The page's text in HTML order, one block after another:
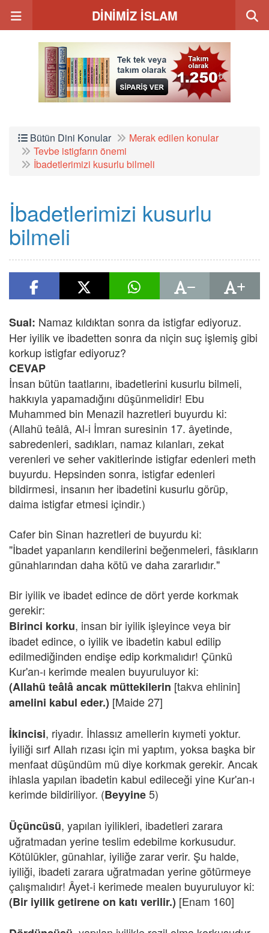
DİNİMİZ İSLAM
Bütün Dini Konular
Merak edilen konular
Tevbe istigfarın önemi
İbadetlerimizi kusurlu bilmeli
İbadetlerimizi kusurlu
bilmeli
Sual: Namaz kıldıktan sonra da istigfar ediyoruz.
Her iyilik ve ibadetten sonra da niçin suç işlemiş gibi
korkup istigfar ediyoruz?
CEVAP
İnsan bütün taatlarını, ibadetlerini kusurlu bilmeli,
hakkıyla yapamadığını düşünmelidir! Ebu
Muhammed bin Menazil hazretleri buyurdu ki:
(Allahü teâlâ, Al-i İmran suresinin 17. âyetinde,
sabredenleri, sadıkları, namaz kılanları, zekat
verenleri ve seher vakitlerinde istigfar edenleri meth
buyurdu. Hepsinden sonra, istigfar edenleri
bildirmesi, insanın her ibadetini kusurlu görüp,
daima istigfar etmesi içindir.)
Cafer bin Sinan hazretleri de buyurdu ki:
"İbadet yapanların kendilerini beğenmeleri, fâsıkların
günahlarından daha kötü ve daha zararlıdır."
Bir iyilik ve ibadet edince de dört yerde korkmak
gerekir:
Birinci korku, insan bir iyilik işleyince veya bir
ibadet edince, o iyilik ve ibadetin kabul edilip
edilmediğinden endişe edip korkmalıdır! Çünkü
Kur'an-ı kerimde mealen buyuruluyor ki:
(Allahü teâlâ ancak müttekilerin [takva ehlinin]
amelini kabul eder.) [Maide 27]
İkincisi, riyadır. İhlassız amellerin kıymeti yoktur.
İyiliği sırf Allah rızası için mi yaptım, yoksa başka bir
menfaat düşündüm mü diye korkmak gerekir. Ancak
ihlasla yapılan ibadetin kabul edileceği yine Kur'an-ı
kerimde bildiriliyor. (Beyyine5)
Üçüncüsü, yapılan iyilikleri, ibadetleri zarara
uğratmadan yerine teslim edebilme korkusudur.
Kötülükler, günahlar, iyiliğe zarar verir. Şu halde,
iyiliği, ibadeti zarara uğratmadan yerine götürmeye
çalışmalıdır! Âyet-i kerimede mealen buyuruluyor ki:
(Bir iyilik getirene on katı verilir.) [Enam 160]